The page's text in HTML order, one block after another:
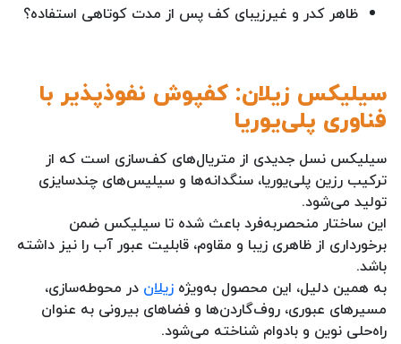
ظاهر کدر و غیرزیبای کف پس از مدت کوتاهی استفاده؟
سیلیکس زیلان: کفپوش نفوذپذیر با
فناوری پلی‌یوریا
سیلیکس نسل جدیدی از متریال‌های کف‌سازی است که از
ترکیب رزین پلی‌یوریا، سنگدانه‌ها و سیلیس‌های چندسایزی
تولید می‌شود.
این ساختار منحصربه‌فرد باعث شده تا سیلیکس ضمن
برخورداری از ظاهری زیبا و مقاوم، قابلیت عبور آب را نیز داشته
باشد.
به همین دلیل، این محصول به‌ویژه زیلان در محوطه‌سازی،
مسیرهای عبوری، روف‌گاردن‌ها و فضاهای بیرونی به عنوان
راه‌حلی نوین و بادوام شناخته می‌شود.